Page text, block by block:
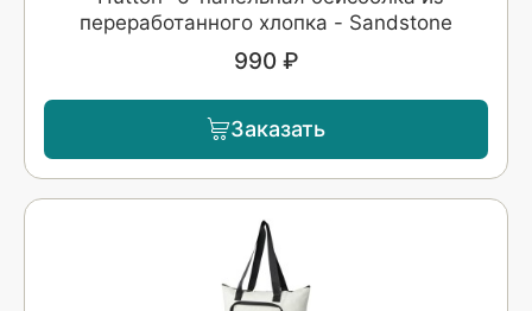
переработанного хлопка - Sandstone
990 ₽
Заказать